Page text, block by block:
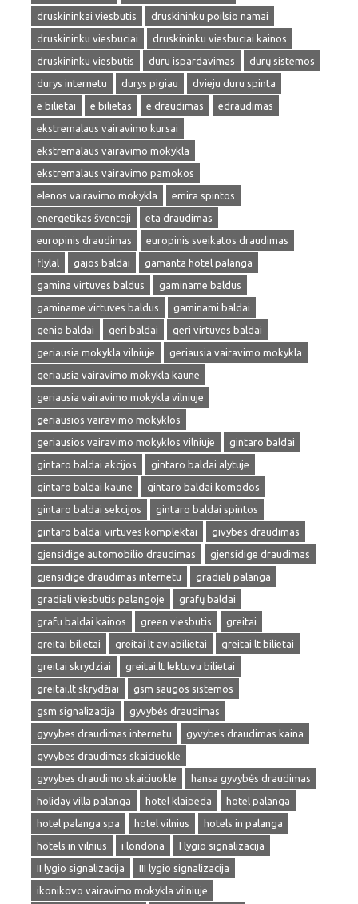
druskininkai viesbutis
druskininku poilsio namai
druskininku viesbuciai
druskininku viesbuciai kainos
druskininku viesbutis
duru ispardavimas
durų sistemos
durys internetu
durys pigiau
dvieju duru spinta
e bilietai
e bilietas e draudimas
edraudimas
ekstremalaus vairavimo kursai
ekstremalaus vairavimo mokykla
ekstremalaus vairavimo pamokos
elenos vairavimo mokykla
emira spintos
energetikas šventoji
eta draudimas
europinis draudimas
europinis sveikatos draudimas
flylal
gajos baldai
gamanta hotel palanga
gamina virtuves baldus
gaminame baldus
gaminame virtuves baldus
gaminami baldai
genio baldai
geri baldai
geri virtuves baldai
geriausia mokykla vilniuje
geriausia vairavimo mokykla
geriausia vairavimo mokykla kaune
geriausia vairavimo mokykla vilniuje
geriausios vairavimo mokyklos
geriausios vairavimo mokyklos vilniuje
gintaro baldai
gintaro baldai akcijos
gintaro baldai alytuje
gintaro baldai kaune
gintaro baldai komodos
gintaro baldai sekcijos
gintaro baldai spintos
gintaro baldai virtuves komplektai
givybes draudimas
gjensidige automobilio draudimas
gjensidige draudimas
gjensidige draudimas internetu
gradiali palanga
gradiali viesbutis palangoje
grafų baldai
grafu baldai kainos
green viesbutis
greitai
greitai bilietai
greitai lt aviabilietai
greitai lt bilietai
greitai skrydziai
greitai.lt lektuvu bilietai
greitai.lt skrydžiai
gsm saugos sistemos
gsm signalizacija
gyvybės draudimas
gyvybes draudimas internetu
gyvybes draudimas kaina
gyvybes draudimas skaiciuokle
gyvybes draudimo skaiciuokle
hansa gyvybės draudimas
holiday villa palanga
hotel klaipeda
hotel palanga
hotel palanga spa
hotel vilnius
hotels in palanga
hotels in vilnius
i londona
I lygio signalizacija
II lygio signalizacija
III lygio signalizacija
ikonikovo vairavimo mokykla vilniuje